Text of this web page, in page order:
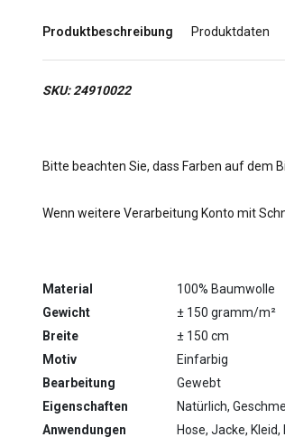
Produktbeschreibung Produktdaten
SKU: 24910022
Bitte beachten Sie, dass Farben auf dem
Wenn weitere Verarbeitung Konto mit
Material
100% Baumwolle
Gewicht
± 150 gramm/m²
Breite
± 150 cm
Motiv
Einfarbig
Bearbeitung
Gewebt
Eigenschaften
Natürlich,
Anwendungen
Hose, Jacke,